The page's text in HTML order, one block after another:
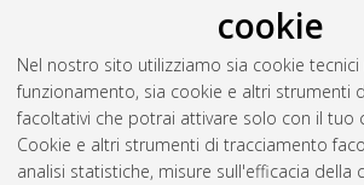
cookie
Nel nostro sito utilizziamo sia cookie
funzionamento, sia cookie e altri strumenti
facoltativi che potrai attivare solo con il tuo
Cookie e altri strumenti di tracciamento
analisi statistiche, misure sull'efficacia della
Seleziona un valore dall'elenco sottostante.
2021(1)
Atom